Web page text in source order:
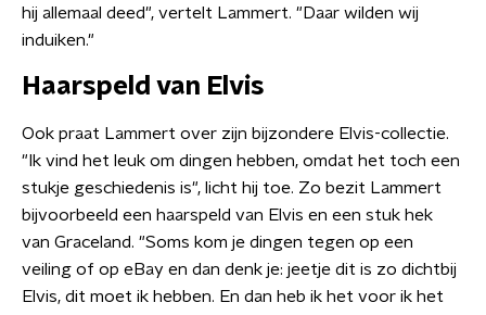
hij allemaal deed", vertelt Lammert. "Daar wilden wij
induiken."
Haarspeld van Elvis
Ook praat Lammert over zijn bijzondere Elvis-collectie.
"Ik vind het leuk om dingen hebben, omdat het toch een
stukje geschiedenis is", licht hij toe. Zo bezit Lammert
bijvoorbeeld een haarspeld van Elvis en een stuk hek
van Graceland. "Soms kom je dingen tegen op een
veiling of op eBay en dan denk je: jeetje dit is zo dichtbij
Elvis, dit moet ik hebben. En dan heb ik het voor ik het